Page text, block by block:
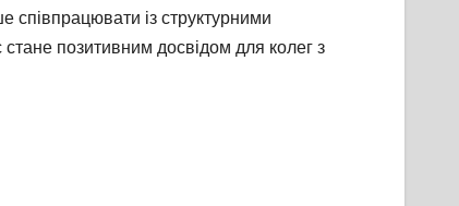
співпрацювати із структурними
позитивним досвідом для колег з